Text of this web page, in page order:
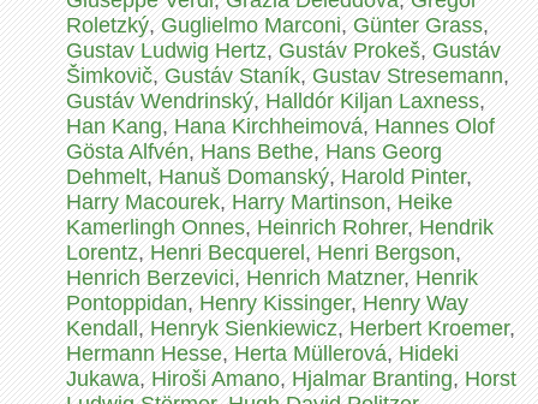
Roletzký,Guglielmo Marconi,Günter Grass,
Gustav Ludwig Hertz,Gustáv Prokeš,Gustáv
Šimkovič,Gustáv Staník,Gustav Stresemann,
Gustáv Wendrinský,Halldór Kiljan Laxness,
Han Kang,Hana Kirchheimová,Hannes Olof
Gösta Alfvén,Hans Bethe,Hans Georg
Dehmelt,Hanuš Domanský,Harold Pinter,
Harry Macourek,Harry Martinson,Heike
Kamerlingh Onnes,Heinrich Rohrer,Hendrik
Lorentz,Henri Becquerel,Henri Bergson,
Henrich Berzevici,Henrich Matzner,Henrik
Pontoppidan,Henry Kissinger,Henry Way
Kendall,Henryk Sienkiewicz,Herbert Kroemer,
Hermann Hesse,Herta Müllerová,Hideki
Jukawa,Hiroši Amano,Hjalmar Branting,Horst